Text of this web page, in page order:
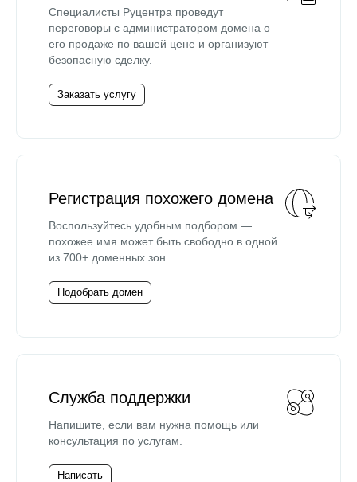
Специалисты Руцентра проведут
переговоры с администратором домена о
его продаже по вашей цене и организуют
безопасную сделку.
Заказать услугу
Регистрация похожего домена
Воспользуйтесь удобным подбором —
похожее имя может быть свободно в одной
из 700+ доменных зон.
Подобрать домен
Служба поддержки
Напишите, если вам нужна помощь или
консультация по услугам.
Написать